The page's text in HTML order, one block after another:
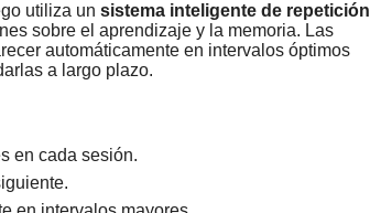
utiliza un sistema inteligente de repetición
sobre el aprendizaje y la memoria. Las
automáticamente en intervalos óptimos
a largo plazo.
en cada sesión.